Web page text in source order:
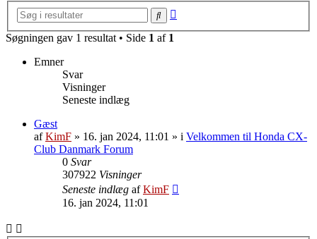
Søg
Søgningen gav 1 resultat • Side 1 af 1
Emner
Svar
Visninger
Seneste indlæg
Gæst
afKimF » 16. jan 2024, 11:01 » i Velkommen til Honda CX-
Club Danmark Forum
0 Svar
307922 Visninger
Seneste indlæg afKimF
16. jan 2024, 11:01